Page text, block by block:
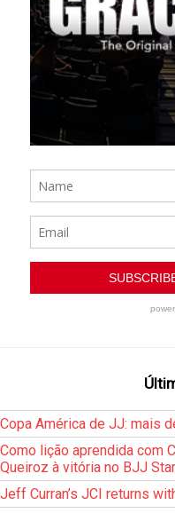
Copa América de JJ: mais
Como lição aprendida com
Queiroz à vitória no BJJ
Jeff Curran’s JCI returns